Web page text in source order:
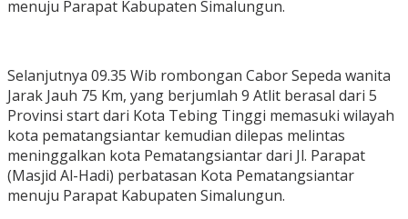
menuju Parapat Kabupaten Simalungun.
Selanjutnya 09.35 Wib rombongan Cabor Sepeda wanita
Jarak Jauh 75 Km, yang berjumlah 9 Atlit berasal dari 5
Provinsi start dari Kota Tebing Tinggi memasuki wilayah
kota pematangsiantar kemudian dilepas melintas
meninggalkan kota Pematangsiantar dari Jl. Parapat
(Masjid Al-Hadi) perbatasan Kota Pematangsiantar
menuju Parapat Kabupaten Simalungun.